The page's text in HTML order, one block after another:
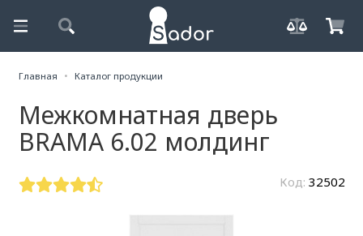
Главная Каталог продукции
Межкомнатная дверь
BRAMA 6.02 молдинг
Код: 32502